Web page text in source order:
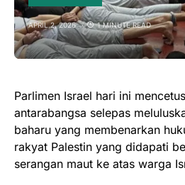
APRIL 2, 2026 1 MINUTE READ
Parlimen Israel hari ini
antarabangsa selepas
baharu yang membenarkan
rakyat Palestin yang didapati
serangan maut ke atas warga